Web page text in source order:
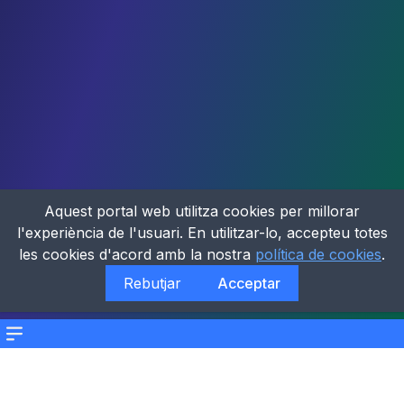
Menu
Aquest portal web utilitza cookies per millorar
l'experiència de l'usuari. En utilitzar-lo, accepteu totes
les cookies d'acord amb la nostra política de cookies.
Rebutjar
Acceptar